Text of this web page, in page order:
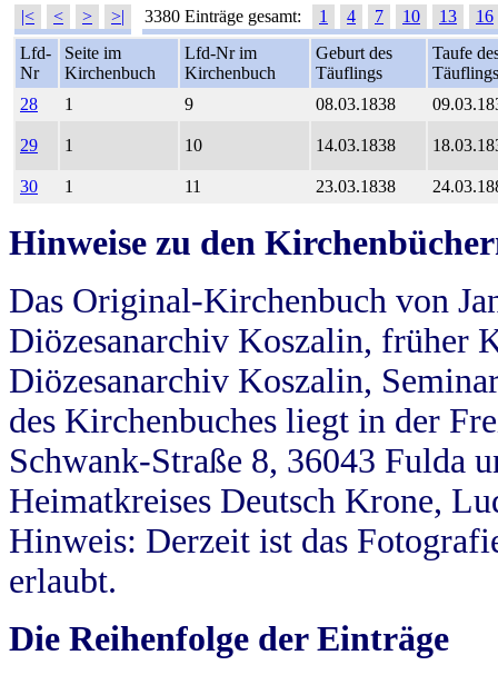
|< < > >| 3380 Einträge gesamt: 1 4 7 10 13
16
Lfd-
Nr
Seite im
Kirchenbuch
Lfd-Nr im
Kirchenbuch
Geburt des
Täuflings
Taufe
Täuflings
28
1 9 08.03.1838
29 1 10 14.03.1838
30 1 11 23.03.1838
Hinweise zu den
Das Original-Kirchenbuch von
Diözesanarchiv Koszalin, früher
Diözesanarchiv Koszalin,
des Kirchenbuches liegt in der
Schwank-Straße 8, 36043 Fulda
Heimatkreises Deutsch Krone,
Hinweis: Derzeit ist das
erlaubt.
Die Reihenfolge der Einträge